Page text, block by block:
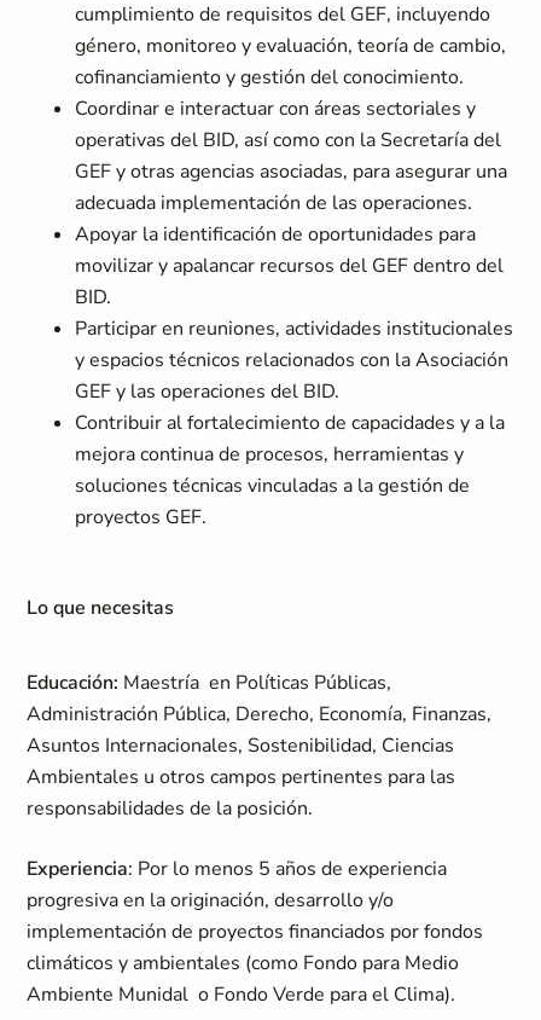
cumplimiento de requisitos del GEF, incluyendo
género, monitoreo y evaluación, teoría de cambio,
cofinanciamiento y gestión del conocimiento.
Coordinar e interactuar con áreas sectoriales y
operativas del BID, así como con la Secretaría del
GEF y otras agencias asociadas, para asegurar una
adecuada implementación de las operaciones.
Apoyar la identificación de oportunidades para
movilizar y apalancar recursos del GEF dentro del
BID.
Participar en reuniones, actividades institucionales
y espacios técnicos relacionados con la Asociación
GEF y las operaciones del BID.
Contribuir al fortalecimiento de capacidades y a la
mejora continua de procesos, herramientas y
soluciones técnicas vinculadas a la gestión de
proyectos GEF.
Lo que necesitas
Educación: Maestría en Políticas Públicas,
Administración Pública, Derecho, Economía, Finanzas,
Asuntos Internacionales, Sostenibilidad, Ciencias
Ambientales u otros campos pertinentes para las
responsabilidades de la posición.
Experiencia: Por lo menos 5 años de experiencia
progresiva en la originación, desarrollo y/o
implementación de proyectos financiados por fondos
climáticos y ambientales (como Fondo para Medio
Ambiente Munidal o Fondo Verde para el Clima).